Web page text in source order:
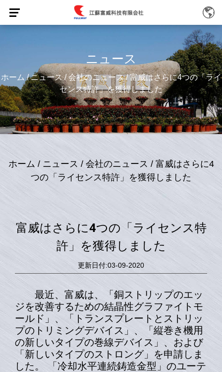
ニュース
ホーム /ニュース/会社のニュース/富威はさらに4つの「ライ
センス特許」を獲得しました
ホーム / ニュース / 会社のニュース / 富威はさらに4
つの「ライセンス特許」を獲得しました
富威はさらに4つの「ライセンス特
許」を獲得しました
更新日付:03-09-2020
最近、富威は、「銅ストリップのエッ
ジを改善するための結晶性グラファイトモ
ールド」、「トランスプレートとストリッ
プのトリミングデバイス」、「縦巻き機用
の新しいタイプの巻線デバイス」、および
「新しいタイプのストロング」を申請しま
した。 「冷却水平連続鋳造金型」のユーテ